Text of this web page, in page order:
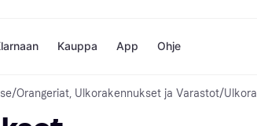
Kauppa
Kaupat
App Ohje
/Orangeriat, Ulkorakennukset ja Varastot/